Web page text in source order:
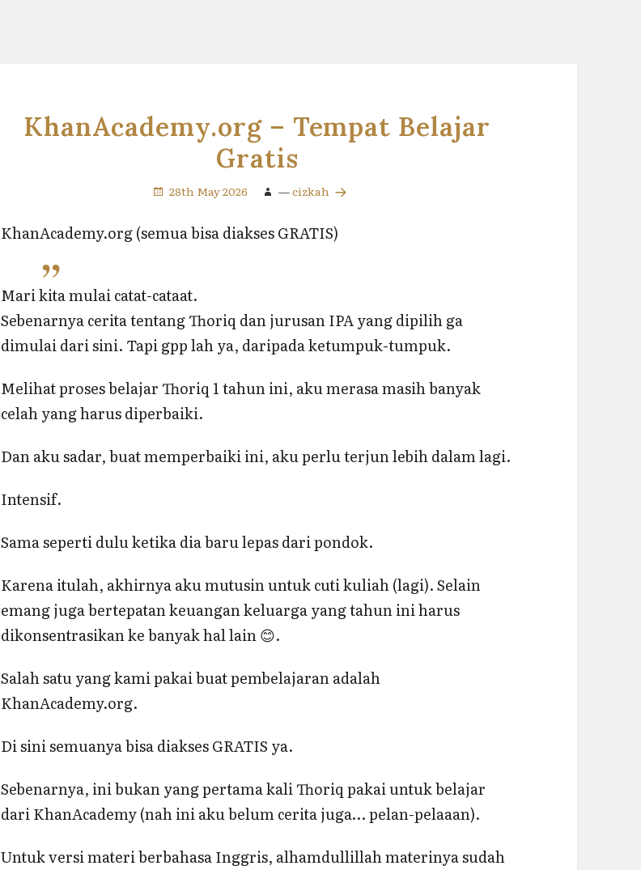
KhanAcademy.org – Tempat Belajar
Gratis
28th May 2026 —cizkah
KhanAcademy.org (semua bisa diakses GRATIS)
Mari kita mulai catat-cataat.
Sebenarnya cerita tentang Thoriq dan jurusan IPA yang dipilih ga
dimulai dari sini. Tapi gpp lah ya, daripada ketumpuk-tumpuk.
Melihat proses belajar Thoriq 1 tahun ini, aku merasa masih banyak
celah yang harus diperbaiki.
Dan aku sadar, buat memperbaiki ini, aku perlu terjun lebih dalam lagi.
Intensif.
Sama seperti dulu ketika dia baru lepas dari pondok.
Karena itulah, akhirnya aku mutusin untuk cuti kuliah (lagi). Selain
emang juga bertepatan keuangan keluarga yang tahun ini harus
dikonsentrasikan ke banyak hal lain 😊.
Salah satu yang kami pakai buat pembelajaran adalah
KhanAcademy.org.
Di sini semuanya bisa diakses GRATIS ya.
Sebenarnya, ini bukan yang pertama kali Thoriq pakai untuk belajar
dari KhanAcademy (nah ini aku belum cerita juga… pelan-pelaaan).
Untuk versi materi berbahasa Inggris, alhamdullillah materinya sudah